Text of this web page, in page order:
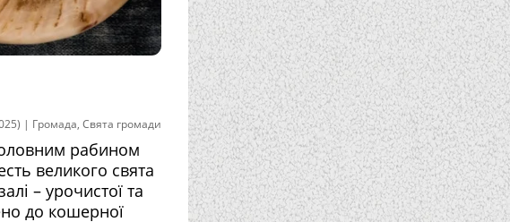
| Громада, Свята громади
рабином
великого свята
– урочистої та
до кошерної